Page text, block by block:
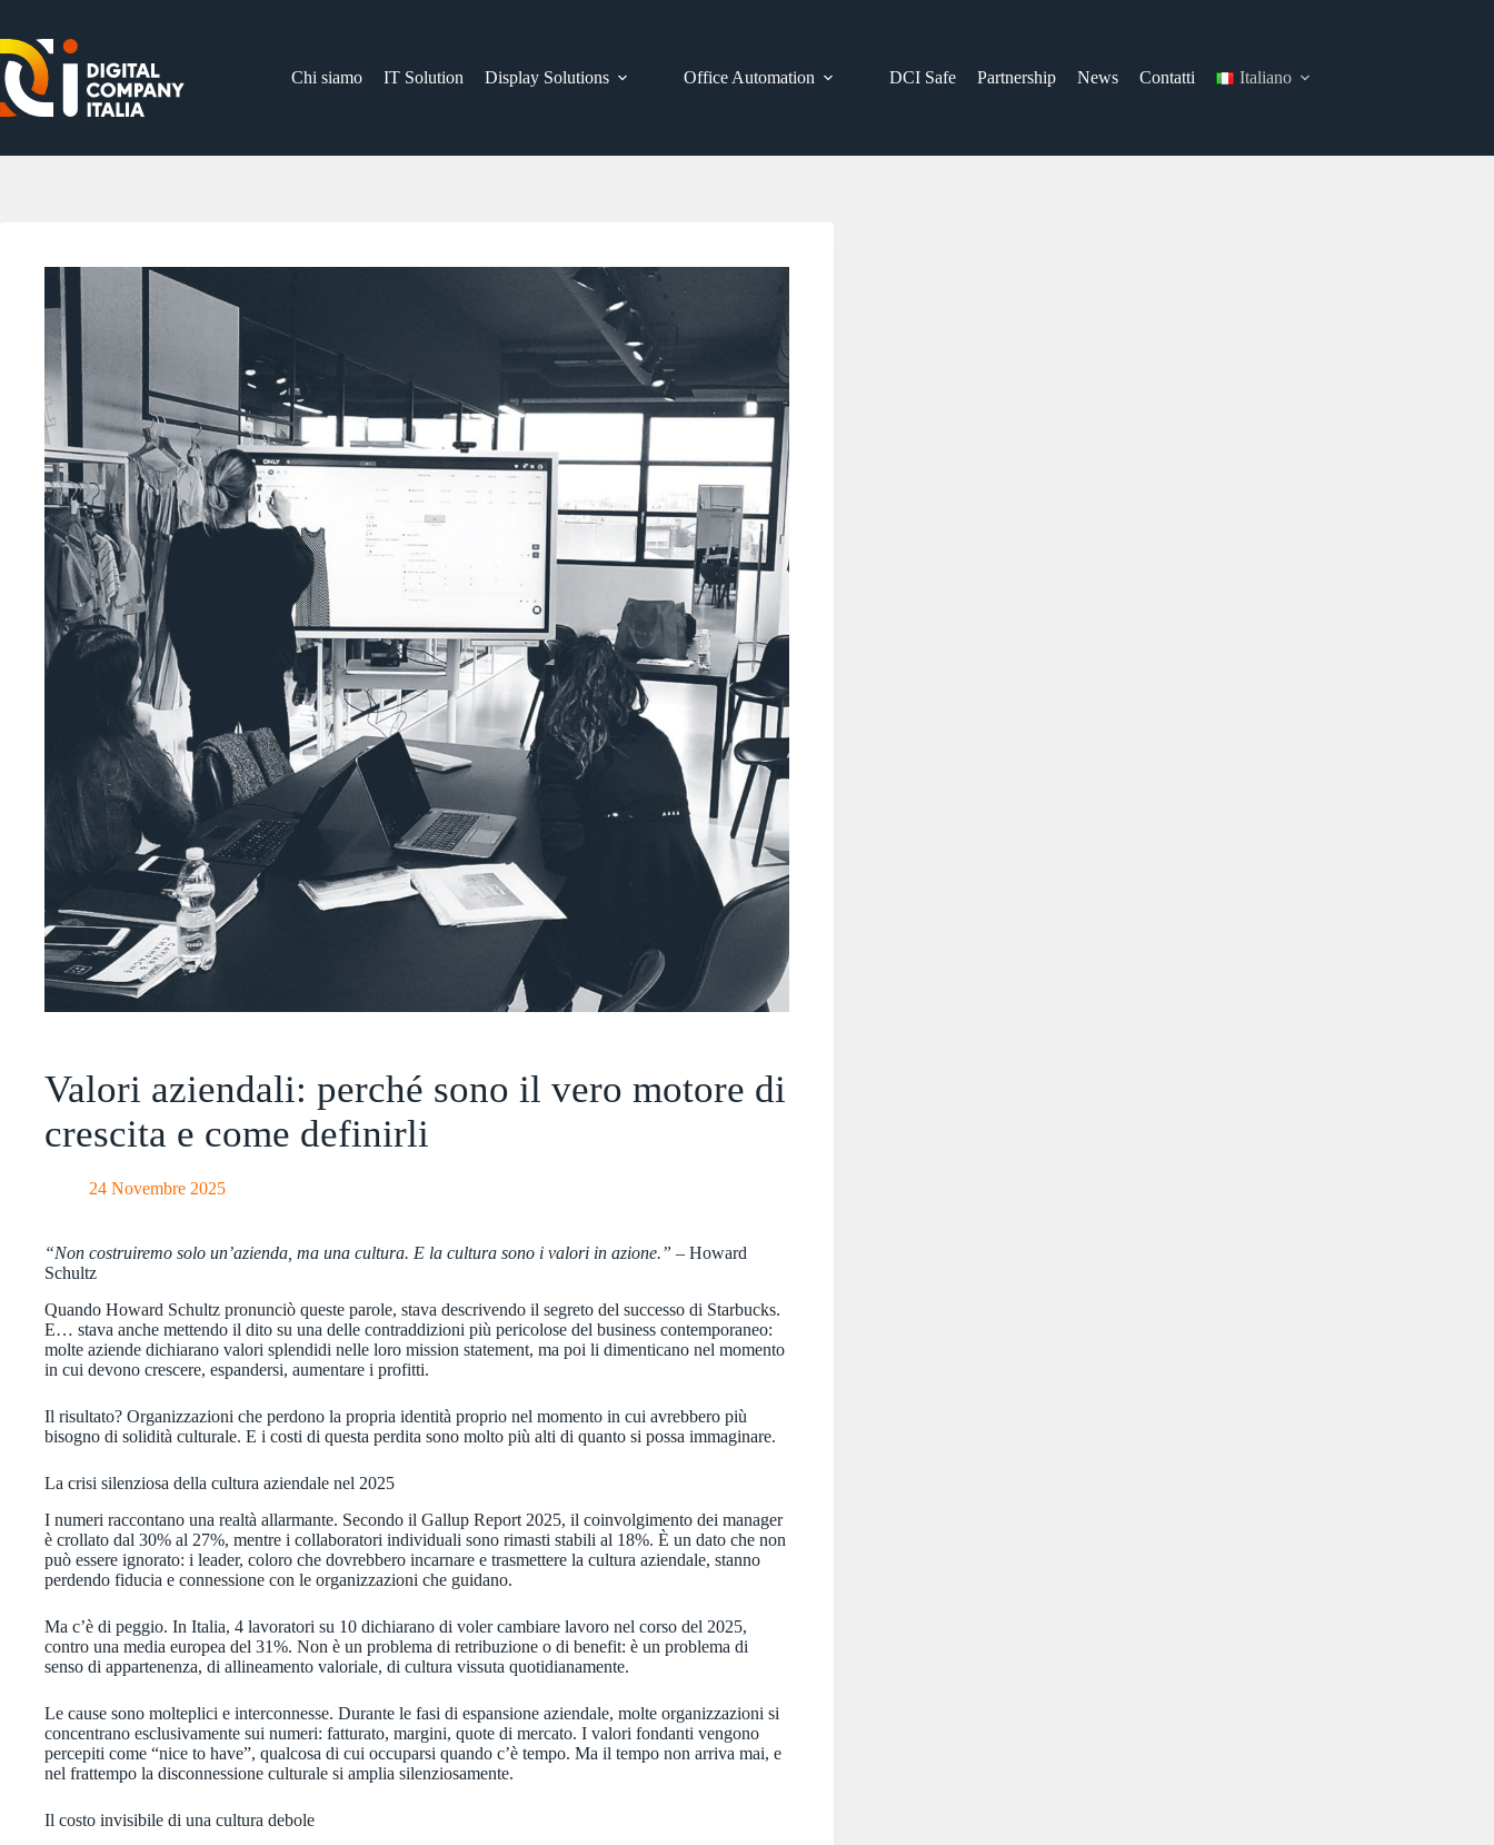
contenuto
Chi siamo
IT Solution Display Solutions Office Automation DCI Safe Partnership News Contatti Italiano
Valori aziendali: perché sono il vero motore di
crescita e come definirli
24 Novembre 2025
“Non costruiremo solo un’azienda, ma una cultura. E la cultura sono i valori in azione.” – Howard
Schultz
Quando Howard Schultz pronunciò queste parole, stava descrivendo il segreto del successo di Starbucks.
E… stava anche mettendo il dito su una delle contraddizioni più pericolose del business contemporaneo:
molte aziende dichiarano valori splendidi nelle loro mission statement, ma poi li dimenticano nel momento
in cui devono crescere, espandersi, aumentare i profitti.
Il risultato? Organizzazioni che perdono la propria identità proprio nel momento in cui avrebbero più
bisogno di solidità culturale. E i costi di questa perdita sono molto più alti di quanto si possa immaginare.
La crisi silenziosa della cultura aziendale nel 2025
I numeri raccontano una realtà allarmante. Secondo il Gallup Report 2025, il coinvolgimento dei manager
è crollato dal 30% al 27%, mentre i collaboratori individuali sono rimasti stabili al 18%. È un dato che non
può essere ignorato: i leader, coloro che dovrebbero incarnare e trasmettere la cultura aziendale, stanno
perdendo fiducia e connessione con le organizzazioni che guidano.
Ma c’è di peggio. In Italia, 4 lavoratori su 10 dichiarano di voler cambiare lavoro nel corso del 2025,
contro una media europea del 31%. Non è un problema di retribuzione o di benefit: è un problema di
senso di appartenenza, di allineamento valoriale, di cultura vissuta quotidianamente.
Le cause sono molteplici e interconnesse. Durante le fasi di espansione aziendale, molte organizzazioni si
concentrano esclusivamente sui numeri: fatturato, margini, quote di mercato. I valori fondanti vengono
percepiti come “nice to have”, qualcosa di cui occuparsi quando c’è tempo. Ma il tempo non arriva mai, e
nel frattempo la disconnessione culturale si amplia silenziosamente.
Il costo invisibile di una cultura debole